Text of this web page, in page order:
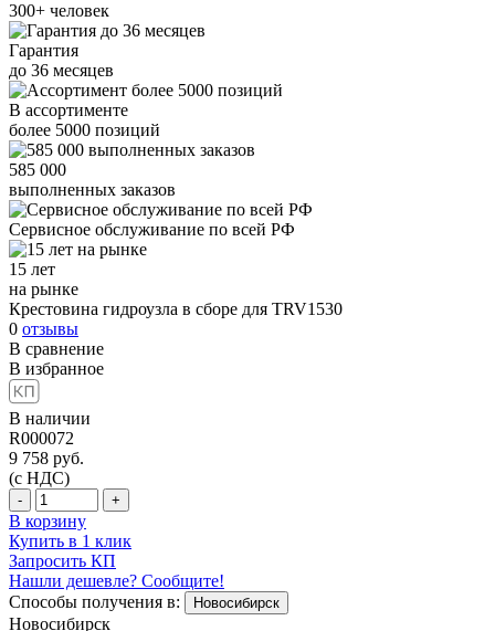
300+ человек
Гарантия
до 36 месяцев
В ассортименте
более 5000 позиций
585 000
выполненных заказов
Сервисное обслуживание по всей РФ
15 лет
на рынке
Крестовина гидроузла в сборе для TRV1530
0 отзывы
В сравнение
В избранное
В наличии
R000072
9 758 руб.
(с НДС)
- +
В корзину
Купить в 1 клик
Запросить КП
Нашли дешевле? Сообщите!
Способы получения в:
Новосибирск
Новосибирск